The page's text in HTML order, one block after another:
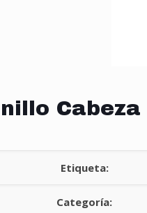
Cabeza
Etiqueta:
Categoría: